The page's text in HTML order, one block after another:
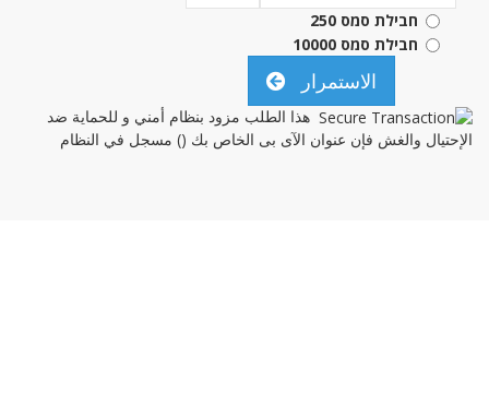
חבילת סמס 250
חבילת סמס 10000
الاستمرار
هذا الطلب مزود بنظام أمني و للحماية ضد
الإحتيال والغش فإن عنوان الآى بى الخاص بك () مسجل في النظام